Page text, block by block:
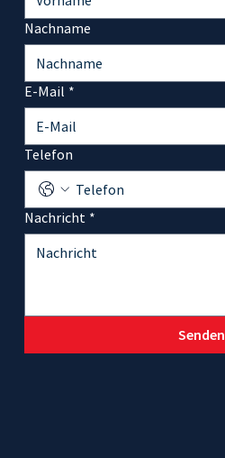
Nachname
E-Mail *
Telefon
Nachricht *
Senden